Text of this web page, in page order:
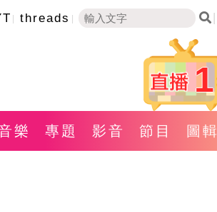
threads
1
樂 專題 影音 節目 圖輯